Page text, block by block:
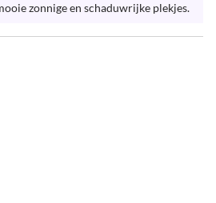
zonnige en schaduwrijke plekjes.